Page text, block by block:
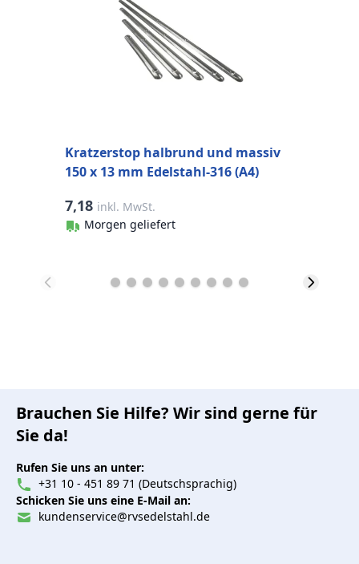
Kratzerstop halbrund und massiv
150 x 13 mm Edelstahl-316 (A4)
7,18 inkl. MwSt.
Morgen geliefert
Brauchen Sie Hilfe? Wir sind gerne für
Sie da!
Rufen Sie uns an unter:
+31 10 - 451 89 71 (Deutschsprachig)
Schicken Sie uns eine E-Mail an:
kundenservice@rvsedelstahl.de